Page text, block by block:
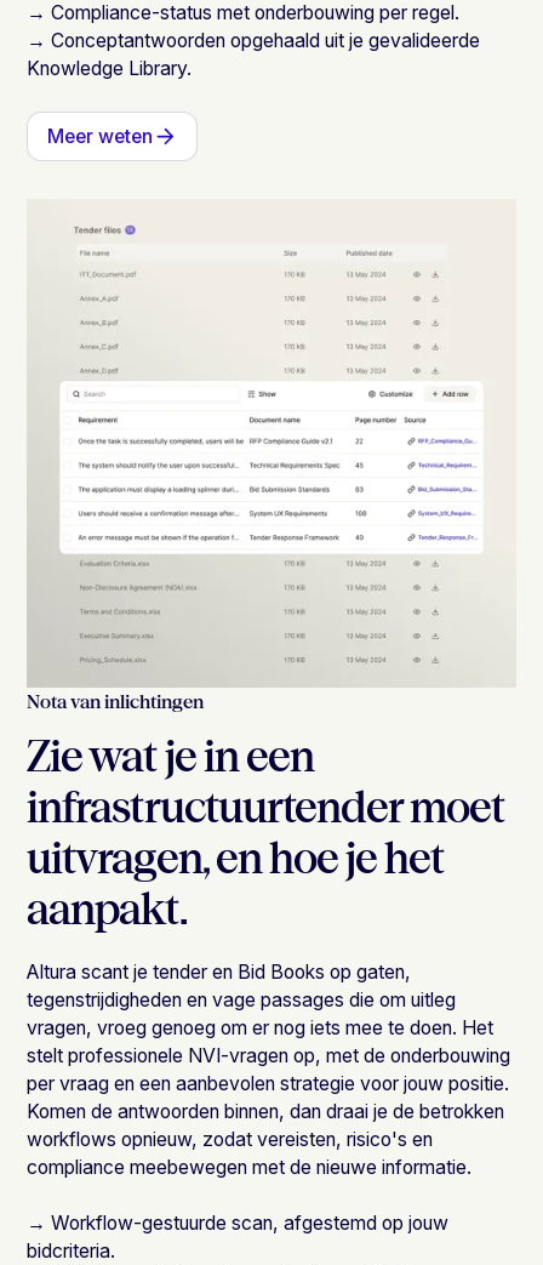
→ Compliance-status met onderbouwing per regel.
→ Conceptantwoorden opgehaald uit je gevalideerde
Knowledge Library.
Meer weten
Nota van inlichtingen
Zie wat je in een
infrastructuurtender moet
uitvragen, en hoe je het
aanpakt.
Altura scant je tender en Bid Books op gaten,
tegenstrijdigheden en vage passages die om uitleg
vragen, vroeg genoeg om er nog iets mee te doen. Het
stelt professionele NVI-vragen op, met de onderbouwing
per vraag en een aanbevolen strategie voor jouw positie.
Komen de antwoorden binnen, dan draai je de betrokken
workflows opnieuw, zodat vereisten, risico's en
compliance meebewegen met de nieuwe informatie.
→ Workflow-gestuurde scan, afgestemd op jouw
bidcriteria.